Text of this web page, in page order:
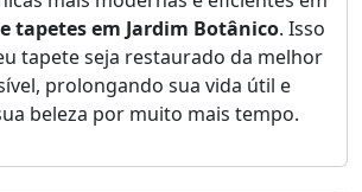
tapetes em Jardim Botânico. Isso
tapete seja restaurado da melhor
prolongando sua vida útil e
beleza por muito mais tempo.